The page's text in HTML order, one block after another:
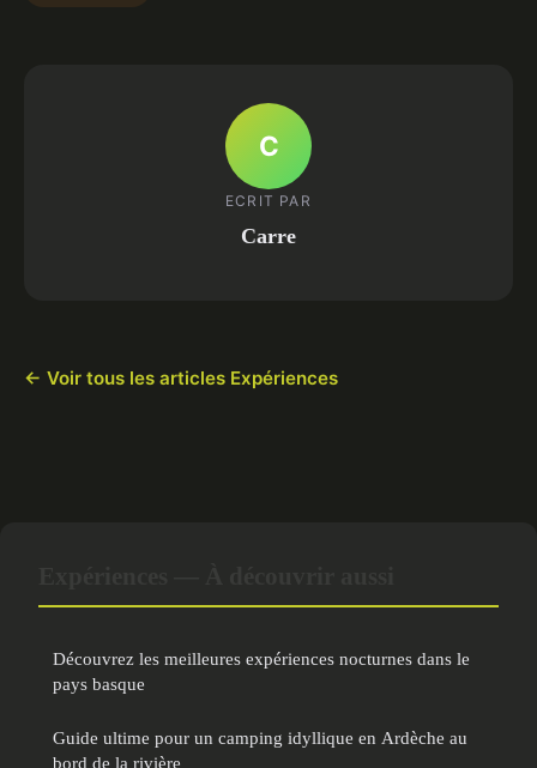
C
ECRIT PAR
Carre
← Voir tous les articles Expériences
Découvrez les meilleures expériences nocturnes dans le
pays basque
Guide ultime pour un camping idyllique en Ardèche au
bord de la rivière